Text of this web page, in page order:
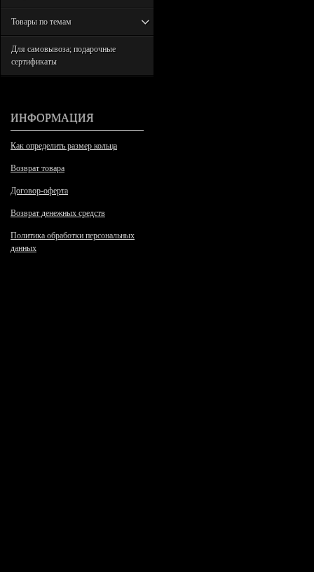
Товары по темам
Для самовывоза; подарочные
сертификаты
ИНФОРМАЦИЯ
Как определить размер кольца
Возврат товара
Договор-оферта
Возврат денежных средств
Политика обработки персональных
данных